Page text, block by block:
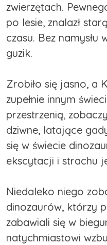
zwierzętach.
po lesie, znalazł
czasu. Bez namysłu
guzik.
Zrobiło się jasno, a
zupełnie innym
przestrzenią,
dziwne, latające
się w świecie
ekscytacji i strachu
Niedaleko niego
dinozaurów, którzy
zabawiali się w
natychmiastowi